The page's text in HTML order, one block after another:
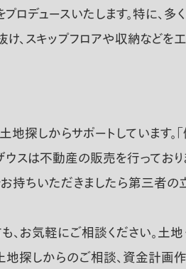
ロデュースいたします。特に、
、スキップフロアや収納などを
探しからサポートしています。
ウスは不動産の販売を行ってお
ちいただきましたら第三者の立
、お気軽にご相談ください。土
探しからのご相談、資金計画